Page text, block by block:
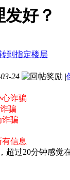
好？
24 |
诈骗
骗
诈骗
信息
超过20分钟感觉